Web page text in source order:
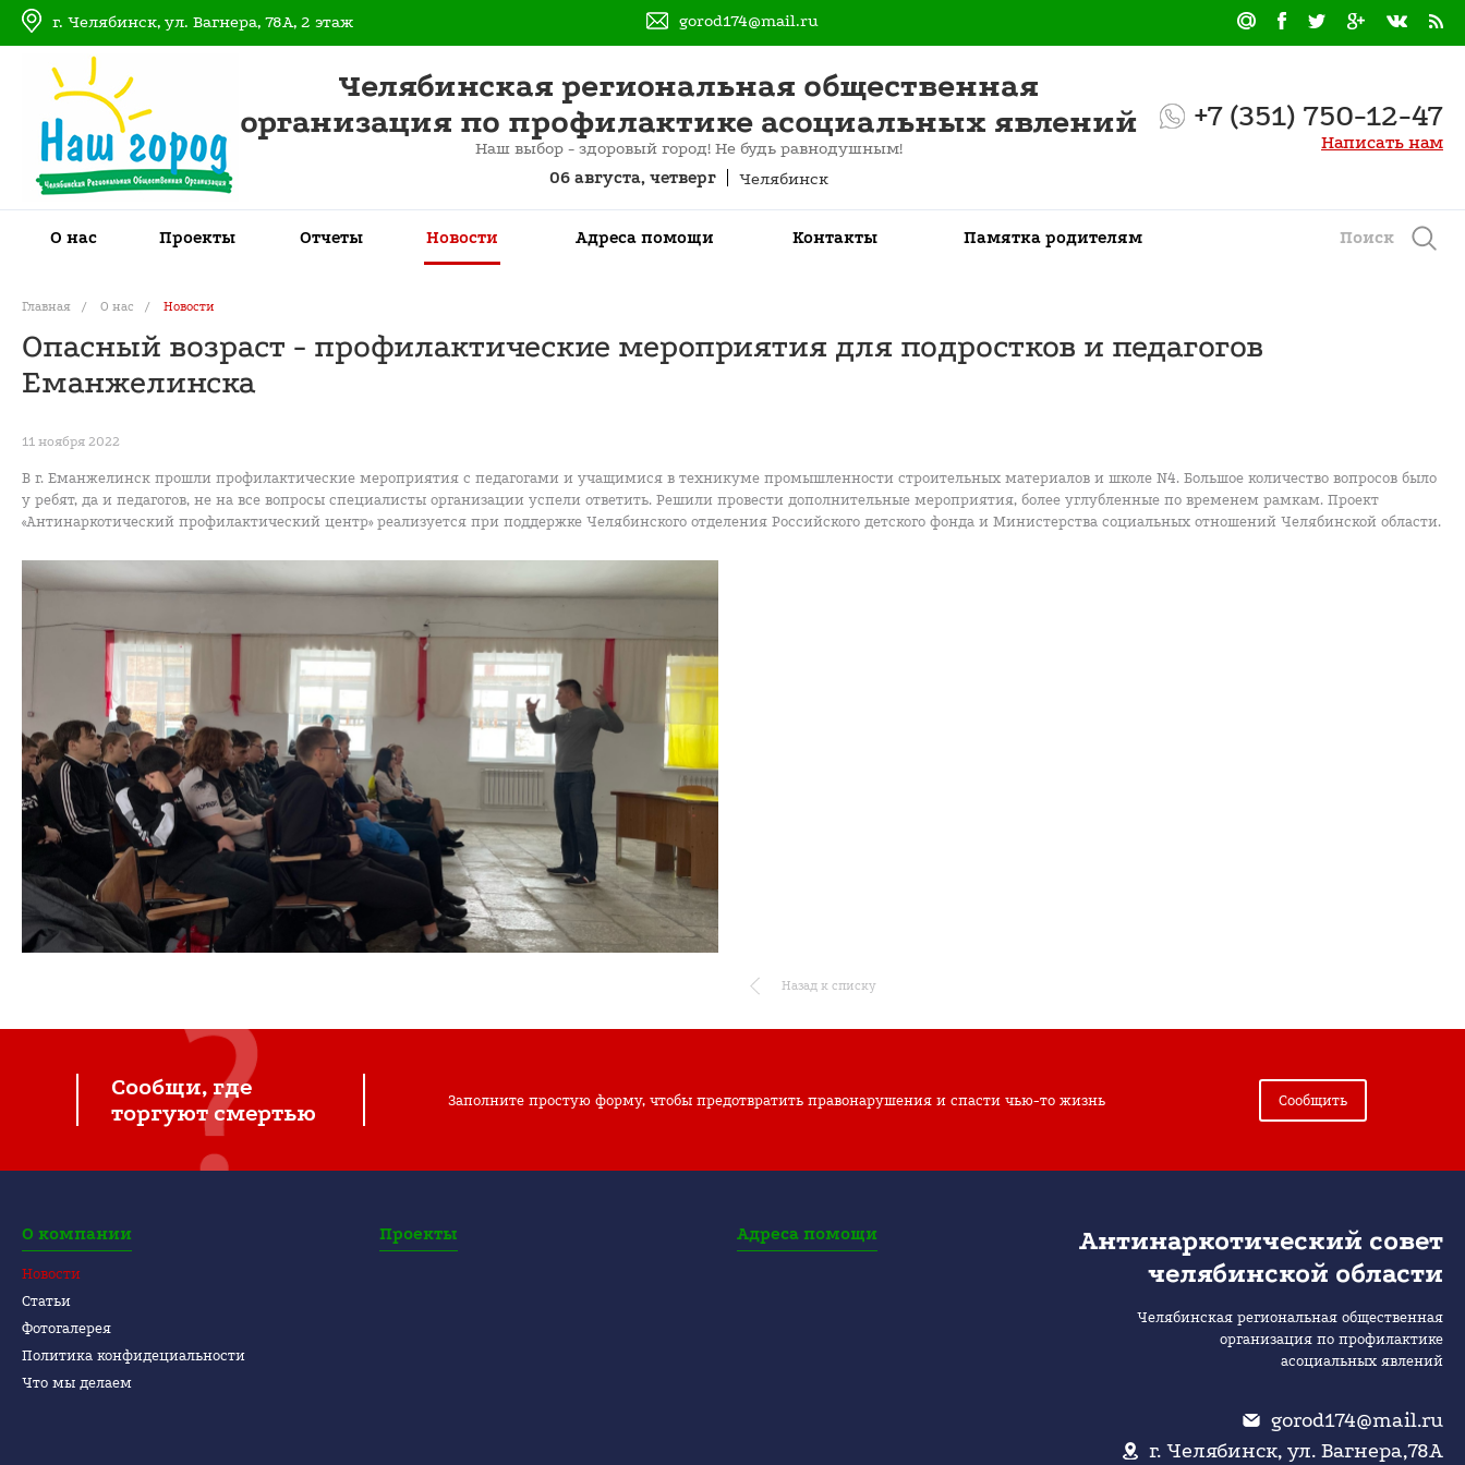
г. Челябинск, ул. Вагнера, 78А, 2 этаж gorod174@mail.ru
Челябинская региональная общественная
организация по профилактике асоциальных явлений
Наш выбор - здоровый город! Не будь равнодушным!
06 августа, четверг
Челябинск
+7 (351) 750-12-47
Написать нам
О нас Проекты Отчеты Новости Адреса помощи Контакты Памятка родителям Поиск
Главная / О нас / Новости
Опасный возраст - профилактические мероприятия для подростков и педагогов
Еманжелинска
11 ноября 2022
В г. Еманжелинск прошли профилактические мероприятия с педагогами и учащимися в техникуме промышленности строительных материалов и школе N4. Большое количество вопросов было
у ребят, да и педагогов, не на все вопросы специалисты организации успели ответить. Решили провести дополнительные мероприятия, более углубленные по временем рамкам. Проект
«Антинаркотический профилактический центр» реализуется при поддержке Челябинского отделения Российского детского фонда и Министерства социальных отношений Челябинской области.
Назад к списку
Сообщи, где
торгуют смертью
Заполните простую форму, чтобы предотвратить правонарушения и спасти чью-то жизнь Сообщить
О компании
Новости
Статьи
Фотогалерея
Политика конфидециальности
Что мы делаем
Проекты Адреса помощи
Антинаркотический совет
челябинской области
Челябинская региональная общественная
организация по профилактике
асоциальных явлений
gorod174@mail.ru
г. Челябинск, ул. Вагнера,78А